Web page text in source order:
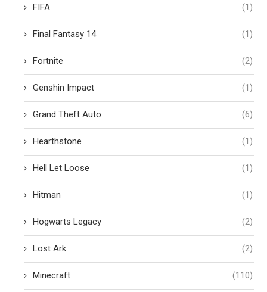
FIFA (1)
Final Fantasy 14 (1)
Fortnite (2)
Genshin Impact (1)
Grand Theft Auto (6)
Hearthstone (1)
Hell Let Loose (1)
Hitman (1)
Hogwarts Legacy (2)
Lost Ark (2)
Minecraft (110)